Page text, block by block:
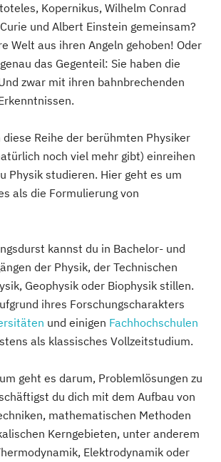
Kopernikus, Wilhelm Conrad
und Albert Einstein gemeinsam?
Welt aus ihren Angeln gehoben! Oder
das Gegenteil: Sie haben die
zwar mit ihren bahnbrechenden
diese Reihe der berühmten Physiker
noch viel mehr gibt) einreihen
Physik studieren. Hier geht es um
als die Formulierung von
kannst du in Bachelor- und
der Physik, der Technischen
Geophysik oder Biophysik stillen.
ihres Forschungscharakters
und einigen Fachhochschulen
als klassisches Vollzeitstudium.
geht es darum, Problemlösungen zu
du dich mit dem Aufbau von
mathematischen Methoden
Kerngebieten, unter anderem
Elektrodynamik oder